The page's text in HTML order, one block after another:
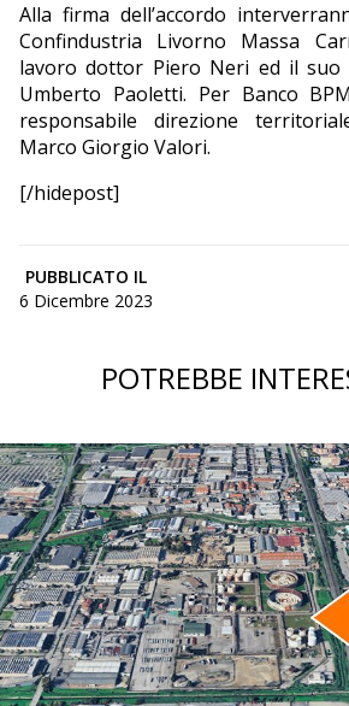
Alla firma dell’accordo
Confindustria Livorno Massa
lavoro dottor Piero Neri ed il suo
Umberto Paoletti. Per Banco
responsabile direzione
Marco Giorgio Valori.
[/hidepost]
PUBBLICATO IL
6 Dicembre 2023
POTREBBE